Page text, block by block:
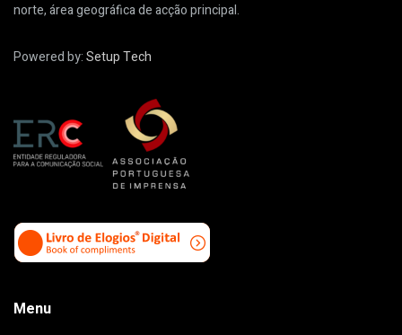
norte, área geográfica de acção principal.
Powered by:Setup Tech
Menu